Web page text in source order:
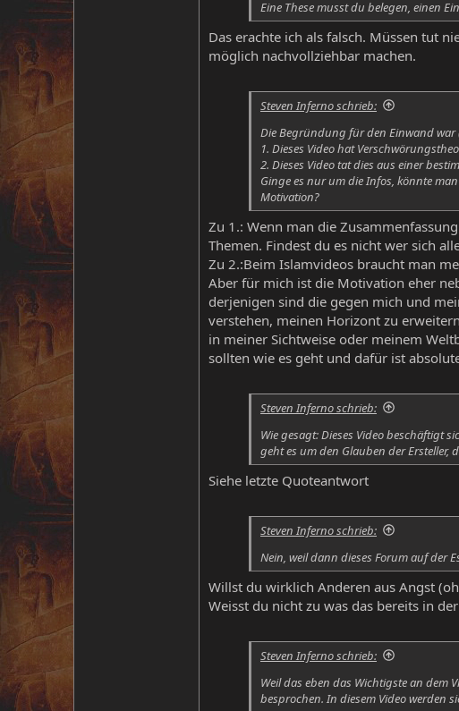
Eine These musst du belegen, einen
Das erachte ich als falsch. Müssen tut
möglich nachvollziehbar machen.
Steven Inferno schrieb:
Die Begründung für den Einwand war
1. Dieses Video hat
2. Dieses Video tat dies aus einer
Ginge es nur um die Infos, könnte
Motivation?
Zu 1.: Wenn man die
Themen. Findest du es nicht wer sich
Zu 2.:Beim Islamvideos braucht man
Aber für mich ist die Motivation eher
derjenigen sind die gegen mich und
verstehen, meinen Horizont zu
in meiner Sichtweise oder meinem
sollten wie es geht und dafür ist
Steven Inferno schrieb:
Wie gesagt: Dieses Video beschäftigt
geht es um den Glauben der Ersteller,
Siehe letzte Quoteantwort
Steven Inferno schrieb:
Nein, weil dann dieses Forum auf der
Willst du wirklich Anderen aus Angst
Weisst du nicht zu was das bereits in
Steven Inferno schrieb:
Weil das eben das Wichtigste an dem
besprochen. In diesem Video werden